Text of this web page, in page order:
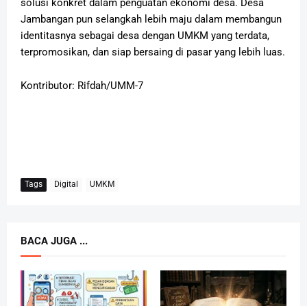
solusi konkret dalam penguatan ekonomi desa. Desa
Jambangan pun selangkah lebih maju dalam membangun
identitasnya sebagai desa dengan UMKM yang terdata,
terpromosikan, dan siap bersaing di pasar yang lebih luas.
Kontributor: Rifdah/UMM-7
Tags Digital UMKM
BACA JUGA ...